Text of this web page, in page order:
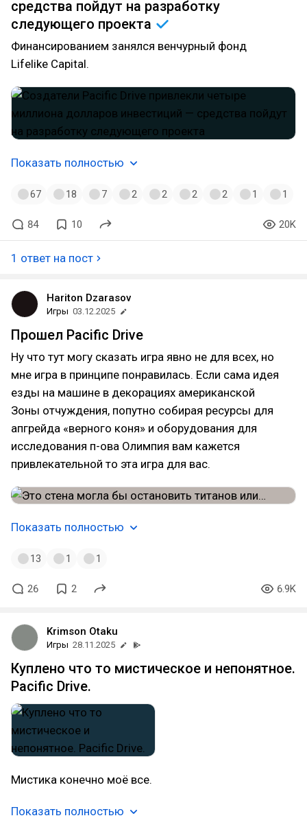
средства пойдут на разработку
следующего проекта
Финансированием занялся венчурный фонд
Lifelike Capital.
Показать полностью
67 18 7 2 2 2 2 1 1
84 10 20K
1 ответ на пост
Hariton Dzarasov
Игры 03.12.2025
Прошел Pacific Drive
Ну что тут могу сказать игра явно не для всех, но
мне игра в принципе понравилась. Если сама идея
езды на машине в декорациях американской
Зоны отчуждения, попутно собирая ресурсы для
апгрейда «верного коня» и оборудования для
исследования п-ова Олимпия вам кажется
привлекательной то эта игра для вас.
Показать полностью
13 1 1
26 2 6.9K
Krimson Otaku
Игры 28.11.2025
Куплено что то мистическое и непонятное.
Pacific Drive.
Мистика конечно моё все.
Показать полностью